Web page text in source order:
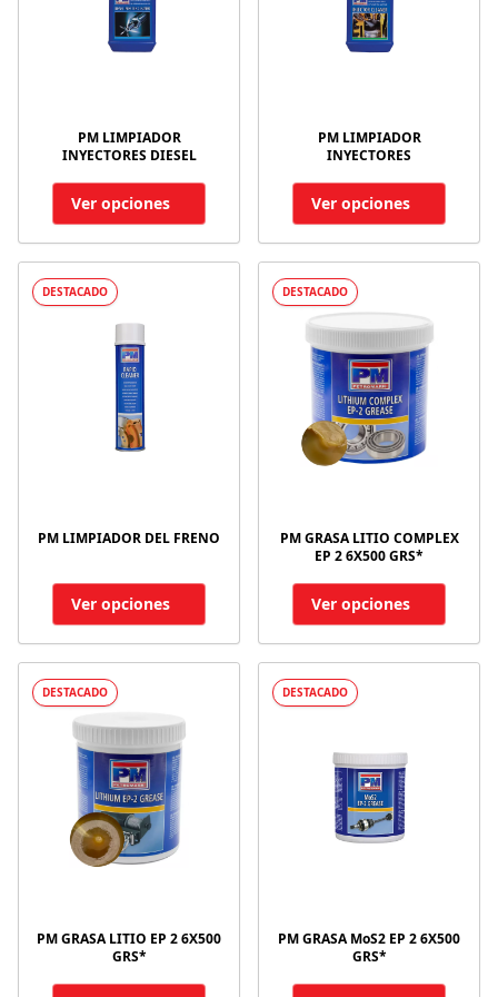
PM LIMPIADOR
INYECTORES DIESEL
Ver opciones
PM LIMPIADOR
INYECTORES
Ver opciones
DESTACADO
PM LIMPIADOR DEL FRENO
Ver opciones
DESTACADO
PM GRASA LITIO COMPLEX
EP 2 6X500 GRS*
Ver opciones
DESTACADO
PM GRASA LITIO EP 2 6X500
GRS*
DESTACADO
PM GRASA MoS2 EP 2 6X500
GRS*